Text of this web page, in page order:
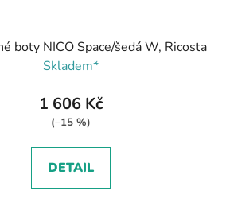
boty NICO Space/šedá W, Ricosta
Skladem*
1 606 Kč
(–15 %)
DETAIL